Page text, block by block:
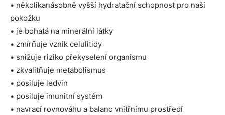
• několikanásobně vyšší hydratační schopnost pro naši
pokožku
• je bohatá na minerální látky
• zmírňuje vznik celulitidy
• snižuje riziko překyselení organismu
• zkvalitňuje metabolismus
• posiluje ledvin
• posiluje imunitní systém
• navrací rovnováhu a balanc vnitřnímu prostředí